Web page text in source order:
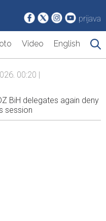
prijava
Video English
00:20 |
BiH delegates again deny
session